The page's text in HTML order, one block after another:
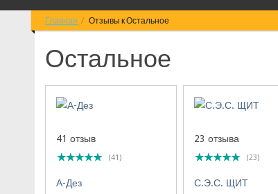
Главная Отзывы к Остальное
Остальное
41 отзыв
(41)
А-Дез
23 отзыва
(23)
С.Э.С. ЩИТ